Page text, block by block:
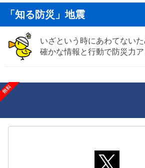
「知る防災」地震
いざという時にあわてないた
確かな情報と行動で防災力